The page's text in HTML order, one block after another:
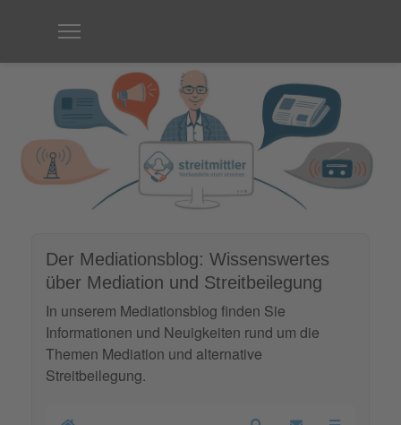
Der Mediationsblog: Wissenswertes
über Mediation und Streitbeilegung
In unserem Mediationsblog finden Sie
Informationen und Neuigkeiten rund um die
Themen Mediation und alternative
Streitbeilegung.